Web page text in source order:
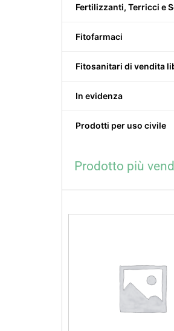
Fertilizzanti, Terricci e
Fitofarmaci
Fitosanitari di vendita
In evidenza
Prodotti per uso civile
Prodotto più